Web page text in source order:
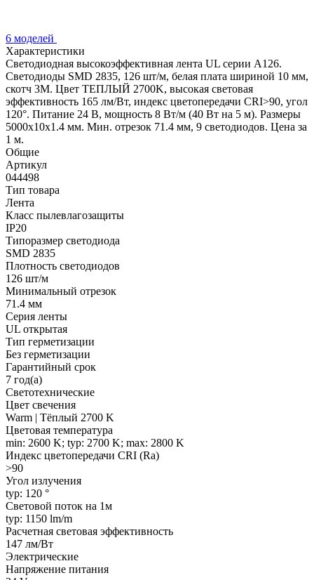
6 моделей
Характеристики
Светодиодная высокоэффективная лента UL серии A126.
Светодиоды SMD 2835, 126 шт/м, белая плата шириной 10 мм,
скотч 3M. Цвет ТЕПЛЫЙ 2700K, высокая световая
эффективность 165 лм/Вт, индекс цветопередачи CRI>90, угол
120°. Питание 24 В, мощность 8 Вт/м (40 Вт на 5 м). Размеры
5000x10x1.4 мм. Мин. отрезок 71.4 мм, 9 светодиодов. Цена за
1 м.
Общие
Артикул
044498
Тип товара
Лента
Класс пылевлагозащиты
IP20
Типоразмер светодиода
SMD 2835
Плотность светодиодов
126 шт/м
Минимальный отрезок
71.4 мм
Серия ленты
UL открытая
Тип герметизации
Без герметизации
Гарантийный срок
7 год(а)
Светотехнические
Цвет свечения
Warm | Тёплый 2700 K
Цветовая температура
min: 2600 K; typ: 2700 K; max: 2800 K
Индекс цветопередачи CRI (Ra)
>90
Угол излучения
typ: 120 °
Световой поток на 1м
typ: 1150 lm/m
Расчетная световая эффективность
147 лм/Вт
Электрические
Напряжение питания